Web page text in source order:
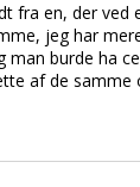
fra en, der
jeg har
man burde ha
af de samme